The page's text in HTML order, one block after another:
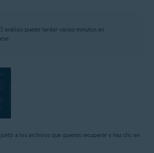
análisis puede tardar varios minutos en
a los archivos que quieras recuperar y haz clic en